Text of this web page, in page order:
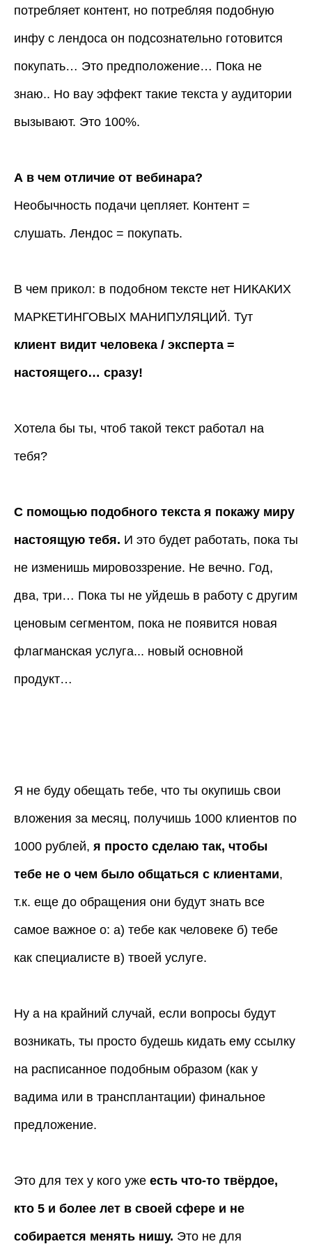
потребляет контент, но потребляя подобную
инфу с лендоса он подсознательно готовится
покупать… Это предположение… Пока не
знаю.. Но вау эффект такие текста у аудитории
вызывают. Это 100%.
А в чем отличие от вебинара?
Необычность подачи цепляет. Контент =
слушать. Лендос = покупать.
В чем прикол: в подобном тексте нет НИКАКИХ
МАРКЕТИНГОВЫХ МАНИПУЛЯЦИЙ. Тут
клиент видит человека / эксперта =
настоящего… сразу!
Хотела бы ты, чтоб такой текст работал на
тебя?
С помощью подобного текста я покажу миру
настоящую тебя. И это будет работать, пока ты
не изменишь мировоззрение. Не вечно. Год,
два, три… Пока ты не уйдешь в работу с другим
ценовым сегментом, пока не появится новая
флагманская услуга... новый основной
продукт…
Я не буду обещать тебе, что ты окупишь свои
вложения за месяц, получишь 1000 клиентов по
1000 рублей, я просто сделаю так, чтобы
тебе не о чем было общаться с клиентами,
т.к. еще до обращения они будут знать все
самое важное о: а) тебе как человеке б) тебе
как специалисте в) твоей услуге.
Ну а на крайний случай, если вопросы будут
возникать, ты просто будешь кидать ему ссылку
на расписанное подобным образом (как у
вадима или в трансплантации) финальное
предложение.
Это для тех у кого уже есть что-то твёрдое,
кто 5 и более лет в своей сфере и не
собирается менять нишу. Это не для